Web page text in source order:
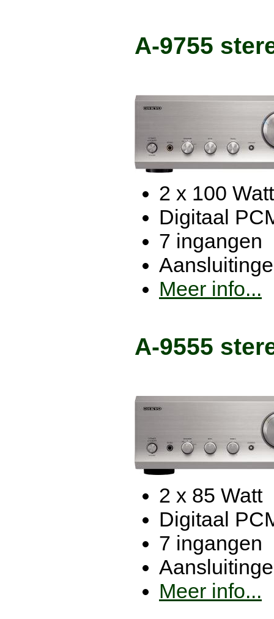
A-9755
2 x 100 Watt
Digitaal
7 ingangen
Meer info...
A-9555
2 x 85 Watt
Digitaal
7 ingangen
Meer info...